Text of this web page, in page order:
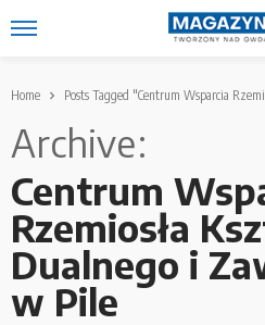
Home Posts Tagged "Centrum Wsparcia
Archive
Centrum
Rzemiosła
Dualnego i
w Pile